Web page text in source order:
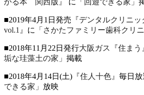
■2019年4月1日発売 『デンタルクリニ
vol.1』 に 「さかたファミリー歯科クリニ
■2018年11月22日発行大阪ガス『住まう
垢な珪藻土の家」 掲載
■2018年4月14日(土) 『住人十色』 毎日
できる家」 放映